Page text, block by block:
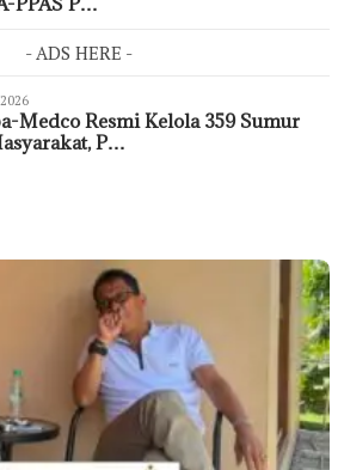
- ADS HERE -
Medco Resmi Kelola 359 Sumur
P…